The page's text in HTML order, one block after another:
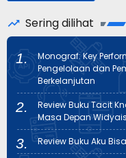
Sering dilihat
Monograf: Key
Pengelolaan dan
Berkelanjutan
Review Buku Tacit
Masa Depan
Review Buku Aku